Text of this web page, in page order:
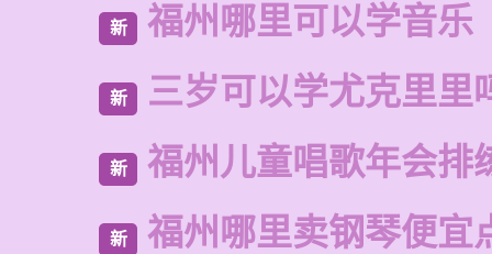
新 福州哪里可以学音乐
新 三岁可以学尤克里里
新 福州儿童唱歌年会排
新 福州哪里卖钢琴便宜